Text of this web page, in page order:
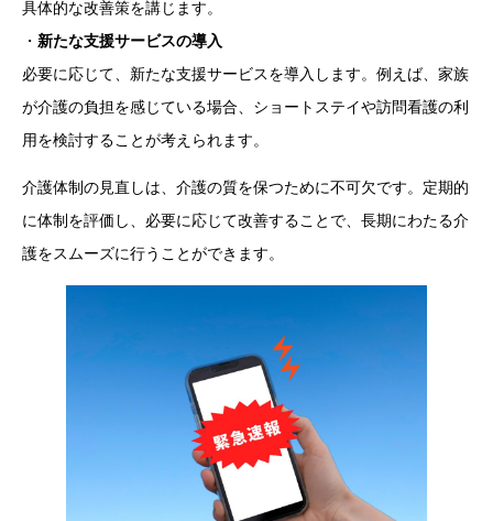
具体的な改善策を講じます。
・ 新たな支援サービスの導入
必要に応じて、新たな支援サービスを導入します。例えば、家族
が介護の負担を感じている場合、ショートステイや訪問看護の利
用を検討することが考えられます。
介護体制の見直しは、介護の質を保つために不可欠です。定期的
に体制を評価し、必要に応じて改善することで、長期にわたる介
護をスムーズに行うことができます。